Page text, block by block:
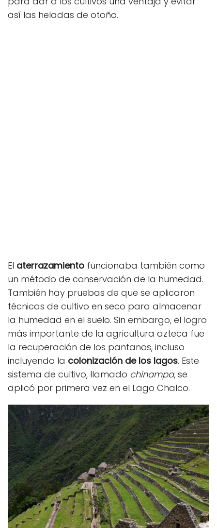
así las heladas de otoño.
El aterrazamiento funcionaba también como
un método de conservación de la humedad.
También hay pruebas de que se aplicaron
técnicas de cultivo en seco para almacenar
la humedad en el suelo. Sin embargo, el logro
más importante de la agricultura azteca fue
la recuperación de los pantanos, incluso
incluyendo la colonización de los lagos. Este
sistema de cultivo, llamado chinampa, se
aplicó por primera vez en el Lago Chalco.